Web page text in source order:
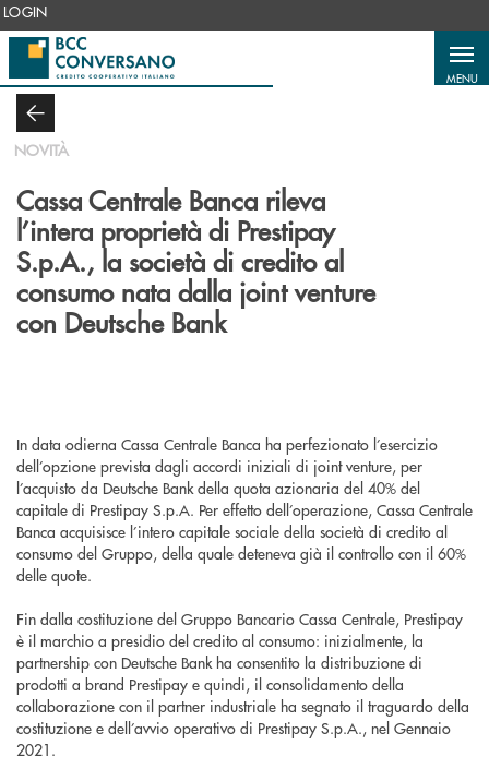
Salta al contenuto principale
LOGIN
MENU
NOVITÀ
Cassa Centrale Banca rileva
l’intera proprietà di Prestipay
S.p.A., la società di credito al
consumo nata dalla joint venture
con Deutsche Bank
In data odierna Cassa Centrale Banca ha perfezionato l’esercizio
dell’opzione prevista dagli accordi iniziali di joint venture, per
l’acquisto da Deutsche Bank della quota azionaria del 40% del
capitale di Prestipay S.p.A. Per effetto dell’operazione, Cassa Centrale
Banca acquisisce l’intero capitale sociale della società di credito al
consumo del Gruppo, della quale deteneva già il controllo con il 60%
delle quote.
Fin dalla costituzione del Gruppo Bancario Cassa Centrale, Prestipay
è il marchio a presidio del credito al consumo: inizialmente, la
partnership con Deutsche Bank ha consentito la distribuzione di
prodotti a brand Prestipay e quindi, il consolidamento della
collaborazione con il partner industriale ha segnato il traguardo della
costituzione e dell’avvio operativo di Prestipay S.p.A., nel Gennaio
2021.